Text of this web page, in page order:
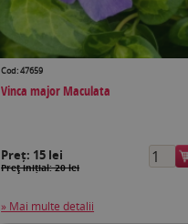
Cod: 47659
Vinca major Maculata
Preț: 15 lei
Preţ inițial: 20 lei
» Mai multe detalii